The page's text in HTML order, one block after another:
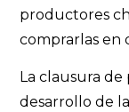
productores
comprarlas en
La clausura
desarrollo de